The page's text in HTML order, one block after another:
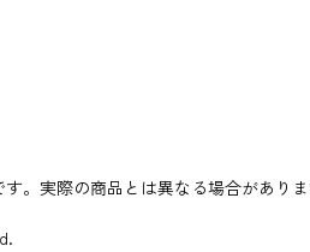
。実際の商品とは異なる場合がありま